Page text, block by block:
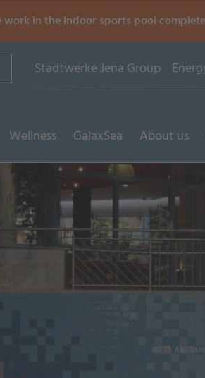
work in the indoor sports pool
Stadtwerke Jena Group
Wellness GalaxSea About us